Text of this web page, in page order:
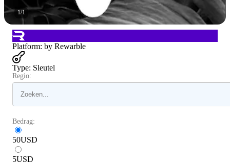
1/1
Platform: by Rewarble
Type: Sleutel
Regio:
Bedrag:
50USD
5USD